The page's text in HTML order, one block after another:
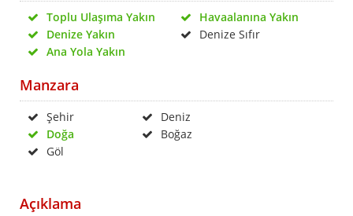
Toplu Ulaşıma Yakın
Havaalanına Yakın
Denize Yakın
Denize Sıfır
Ana Yola Yakın
Manzara
Şehir
Deniz
Doğa
Boğaz
Göl
Açıklama